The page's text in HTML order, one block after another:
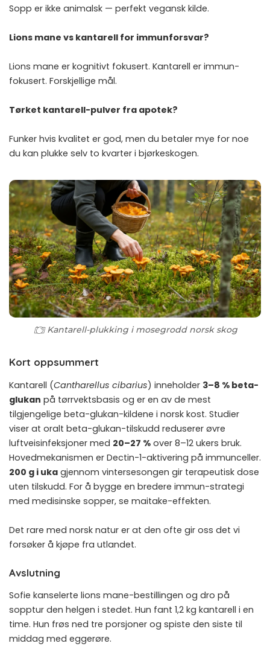
Sopp er ikke animalsk — perfekt vegansk kilde.
Lions mane vs kantarell for immunforsvar?
Lions mane er kognitivt fokusert. Kantarell er immun-
fokusert. Forskjellige mål.
Tørket kantarell-pulver fra apotek?
Funker hvis kvalitet er god, men du betaler mye for noe
du kan plukke selv to kvarter i bjørkeskogen.
Kantarell-plukking i mosegrodd norsk skog
Kort oppsummert
Kantarell (Cantharellus cibarius) inneholder 3–8 % beta-
glukan på tørrvektsbasis og er en av de mest
tilgjengelige beta-glukan-kildene i norsk kost. Studier
viser at oralt beta-glukan-tilskudd reduserer øvre
luftveisinfeksjoner med 20–27 % over 8–12 ukers bruk.
Hovedmekanismen er Dectin-1-aktivering på immunceller.
200 g i uka gjennom vintersesongen gir terapeutisk dose
uten tilskudd. For å bygge en bredere immun-strategi
med medisinske sopper, se maitake-effekten.
Det rare med norsk natur er at den ofte gir oss det vi
forsøker å kjøpe fra utlandet.
Avslutning
Sofie kanselerte lions mane-bestillingen og dro på
sopptur den helgen i stedet. Hun fant 1,2 kg kantarell i en
time. Hun frøs ned tre porsjoner og spiste den siste til
middag med eggerøre.